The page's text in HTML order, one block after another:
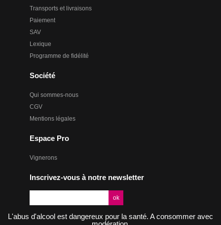
Transports et livraisons
Paiement
SAV
Lexique
Programme de fidélité
Société
Qui sommes-nous
CGV
Mentions légales
Espace Pro
Vignerons
Inscrivez-vous à notre newsletter
L'abus d'alcool est dangereux pour la santé. A consommer avec